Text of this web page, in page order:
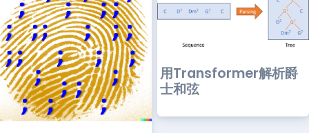
用Transformer解析爵
士和弦